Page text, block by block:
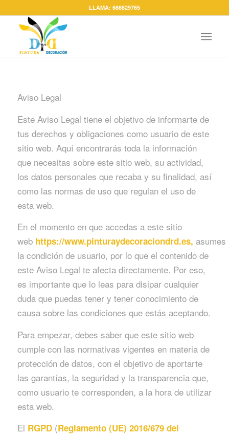
LLAMA: 686829765
Aviso Legal
Este Aviso Legal tiene el objetivo de informarte de
tus derechos y obligaciones como usuario de este
sitio web. Aquí encontrarás toda la información
que necesitas sobre este sitio web, su actividad,
los datos personales que recaba y su finalidad, así
como las normas de uso que regulan el uso de
esta web.
En el momento en que accedas a este sitio
web https://www.pinturaydecoraciondrd.es, asumes
la condición de usuario, por lo que el contenido de
este Aviso Legal te afecta directamente. Por eso,
es importante que lo leas para disipar cualquier
duda que puedas tener y tener conocimiento de
causa sobre las condiciones que estás aceptando.
Para empezar, debes saber que este sitio web
cumple con las normativas vigentes en materia de
protección de datos, con el objetivo de aportarte
las garantías, la seguridad y la transparencia que,
como usuario te corresponden, a la hora de utilizar
esta web.
El RGPD (Reglamento (UE) 2016/679 del